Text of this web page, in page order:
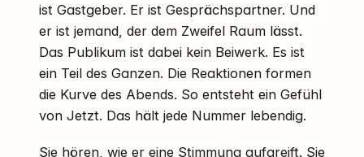
ist Gastgeber. Er ist Gesprächspartner. Und
er ist jemand, der dem Zweifel Raum lässt.
Das Publikum ist dabei kein Beiwerk. Es ist
ein Teil des Ganzen. Die Reaktionen formen
die Kurve des Abends. So entsteht ein Gefühl
von Jetzt. Das hält jede Nummer lebendig.
Sie hören, wie er eine Stimmung aufgreift. Sie